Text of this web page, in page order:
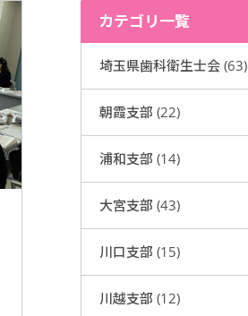
カテゴリ一覧
埼玉県歯科衛生士会 (63)
朝霞支部 (22)
浦和支部 (14)
大宮支部 (43)
川口支部 (15)
川越支部 (12)